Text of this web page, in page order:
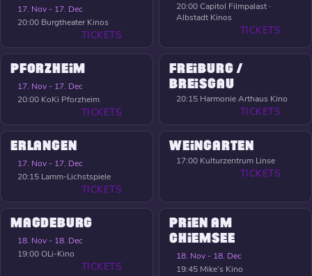
17. Nov - 17. Dec
20:00 Burgtheater Kinos
TICKETS
20:00Capitol Filmpalast ·
Albstadt Kinos
TICKETS
PFORZHEIM
17. Nov - 17. Dec
20:00 KoKi Pforzheim
TICKETS
FREIBURG /
BREISGAU
20:15 Harmonie Arthaus Kino
TICKETS
ERLANGEN
17. Nov - 17. Dec
20:15 Lamm-Lichstspiele
TICKETS
WEINGARTEN
17:00 Kulturzentrum Linse
TICKETS
MAGDEBURG
18. Nov - 18. Dec
19:00OLi-Kino
TICKETS
PRIEN AM
CHIEMSEE
18. Nov - 18. Dec
19:45 Mike’s Kino